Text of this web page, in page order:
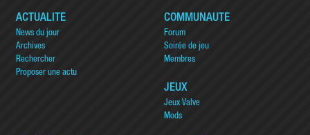
ACTUALITÉ
News du jour
Archives
Rechercher
Proposer une actu
COMMUNAUTÉ
Forum
Soirée de jeu
Membres
JEUX
Jeux Valve
Mods